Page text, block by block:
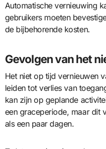
Automatische vernieuwing
gebruikers moeten
de bijbehorende kosten.
Gevolgen van het
Het niet op tijd vernieuwen
leiden tot verlies van
kan zijn op geplande
een graceperiode, maar dit
als een paar dagen.